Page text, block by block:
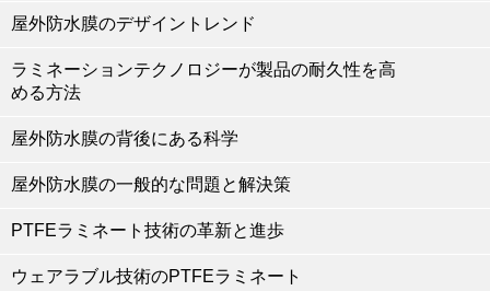
屋外防水膜のデザイントレンド
ラミネーションテクノロジーが製品の耐久性を高
める方法
屋外防水膜の背後にある科学
屋外防水膜の一般的な問題と解決策
PTFEラミネート技術の革新と進歩
ウェアラブル技術のPTFEラミネート